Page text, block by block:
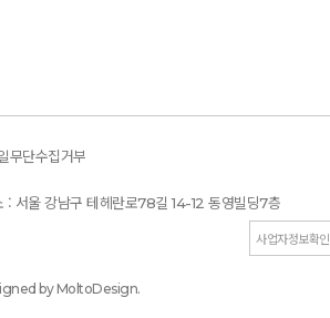
무단수집거부
: 서울 강남구 테헤란로78길14-12 동영빌딩7층
사업자정보확인
by MoltoDesign.